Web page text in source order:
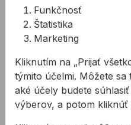
veľmi dobrý čistiaci a
rýchlo schne bezo
nevyžaduje čas na
príjemná vôňa
kompatibilný s
bez halogénových
Použitie:
Funkčnosť
Štatistika
Marketing
Kliknutím na „Prijať
týmito účelmi. Môžete
aké účely budete
výberov, a potom kliknúť